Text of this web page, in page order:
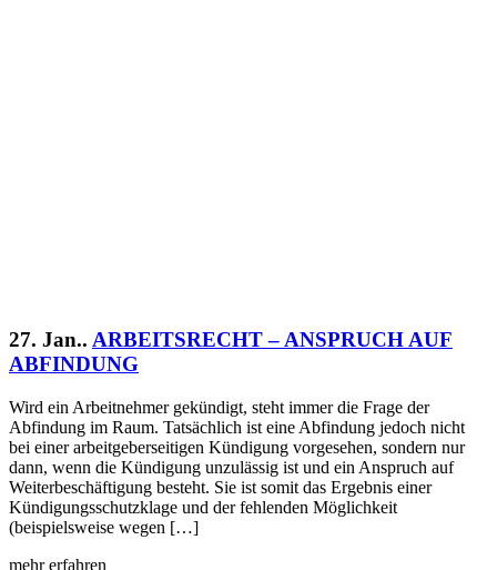
27. Jan.. ARBEITSRECHT – ANSPRUCH AUF
ABFINDUNG
Wird ein Arbeitnehmer gekündigt, steht immer die Frage der
Abfindung im Raum. Tatsächlich ist eine Abfindung jedoch nicht
bei einer arbeitgeberseitigen Kündigung vorgesehen, sondern nur
dann, wenn die Kündigung unzulässig ist und ein Anspruch auf
Weiterbeschäftigung besteht. Sie ist somit das Ergebnis einer
Kündigungsschutzklage und der fehlenden Möglichkeit
(beispielsweise wegen […]
mehr erfahren